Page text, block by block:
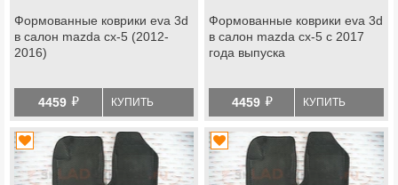
Формованные коврики eva 3d
в салон mazda cx-5 (2012-
2016)
4459 й КУПИТЬ
Формованные коврики eva 3d
в салон mazda cx-5 с 2017
года выпуска
4459 й КУПИТЬ